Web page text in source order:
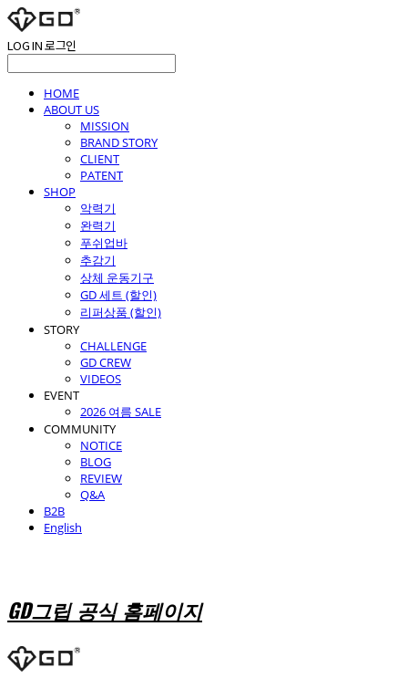
LOG IN로그인
HOME
ABOUT US
MISSION
BRAND STORY
CLIENT
PATENT
SHOP
악력기
완력기
푸쉬업바
추감기
상체 운동기구
GD 세트 (할인)
리퍼상품 (할인)
STORY
CHALLENGE
GD CREW
VIDEOS
EVENT
2026 여름 SALE
COMMUNITY
NOTICE
BLOG
REVIEW
Q&A
B2B
English
GD그립 공식 홈페이지